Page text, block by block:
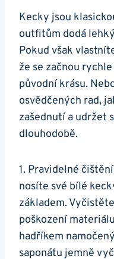
Kecky jsou
outfitům dodá
Pokud však
⁤že se začnou
původní⁢ krásu.
osvědčených rad,
zašednutí a udržet‌
dlouhodobě.
1. Pravidelné
nosíte ⁣své bílé
‍základem.
⁢poškození
hadříkem⁤
saponátu jemně